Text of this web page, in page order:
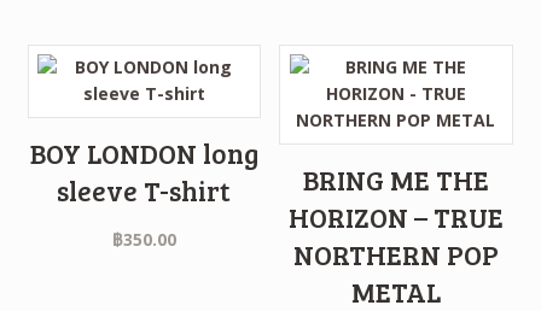
BOY LONDON long
sleeve T-shirt
฿350.00
BRING ME THE
HORIZON – TRUE
NORTHERN POP
METAL